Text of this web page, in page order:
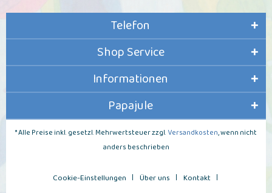
Telefon
Shop Service
Informationen
Papajule
* Alle Preise inkl. gesetzl. Mehrwertsteuer zzgl. Versandkosten, wenn nicht
anders beschrieben
Cookie-Einstellungen Über uns
Kontakt